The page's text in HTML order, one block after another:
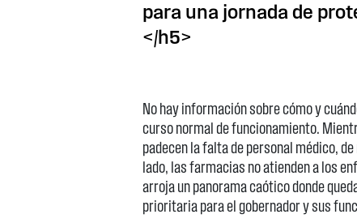
para una jornada de
</h5>
No hay información sobre cómo y
curso normal de funcionamiento.
padecen la falta de personal médico,
lado, las farmacias no atienden a los
arroja un panorama caótico donde
prioritaria para el gobernador y sus